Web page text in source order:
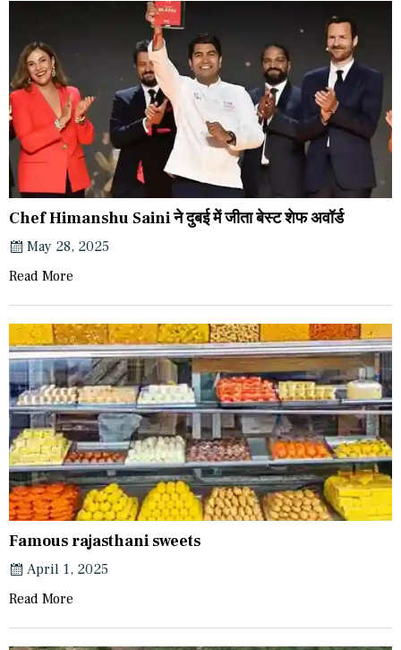
Chef Himanshu Saini ने दुबई में जीता बेस्ट शेफ अवॉर्ड
May 28, 2025
Read More
Famous rajasthani sweets
April 1, 2025
Read More